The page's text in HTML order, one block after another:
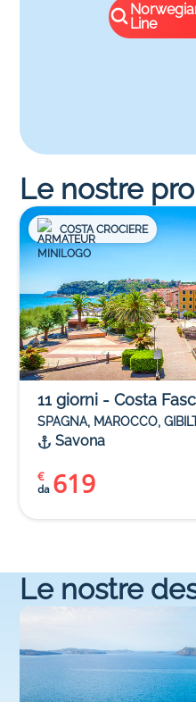
Line
Le nostre
COSTA CROCIERE
11 giorni - Costa
SPAGNA, MAROCCO,
Savona
da 619
€
Le nostre